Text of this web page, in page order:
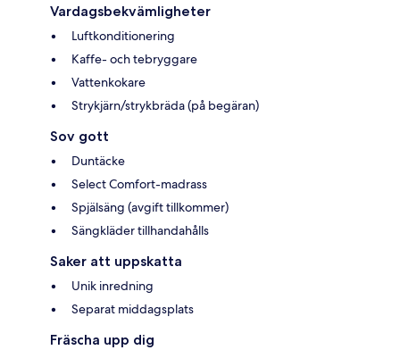
Vardagsbekvämligheter
Luftkonditionering
Kaffe- och tebryggare
Vattenkokare
Strykjärn/strykbräda (på begäran)
Sov gott
Duntäcke
Select Comfort-madrass
Spjälsäng (avgift tillkommer)
Sängkläder tillhandahålls
Saker att uppskatta
Unik inredning
Separat middagsplats
Fräscha upp dig